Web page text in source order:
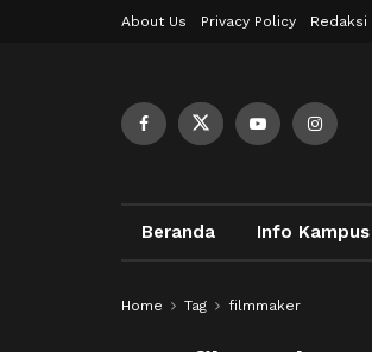
About Us Privacy Policy Redaksi
Beranda Info Kampus
Home Tag filmmaker